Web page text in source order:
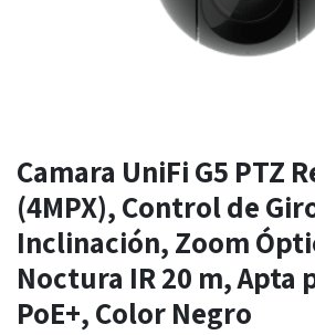
Camara UniFi G5 PTZ
(4MPX), Control de
Inclinación, Zoom
Noctura IR 20 m, Apta
PoE+, Color Negro